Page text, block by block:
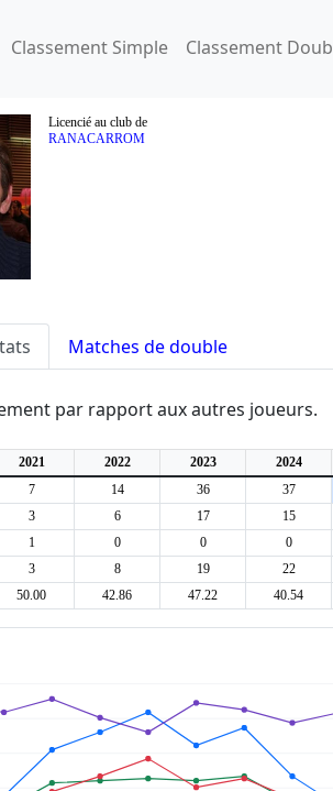
Classement Simple Classement
Licencié au club de
RANACARROM
Matches de double
par rapport aux autres joueurs.
2021 2022 2023 2024
7 14 36 37
3 6 17 15
1 0 0 0
3 8 19 22
50.00 42.86 47.22 40.54